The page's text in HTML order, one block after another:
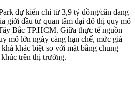
dự kiến chỉ từ 3,9 tỷ đồng/căn đang
giới đầu tư quan tâm đại đô thị quy mô
Bắc TP.HCM. Giữa thực tế nguồn
mô lớn ngày càng hạn chế, mức giá
khác biệt so với mặt bằng chung
trên thị trường.